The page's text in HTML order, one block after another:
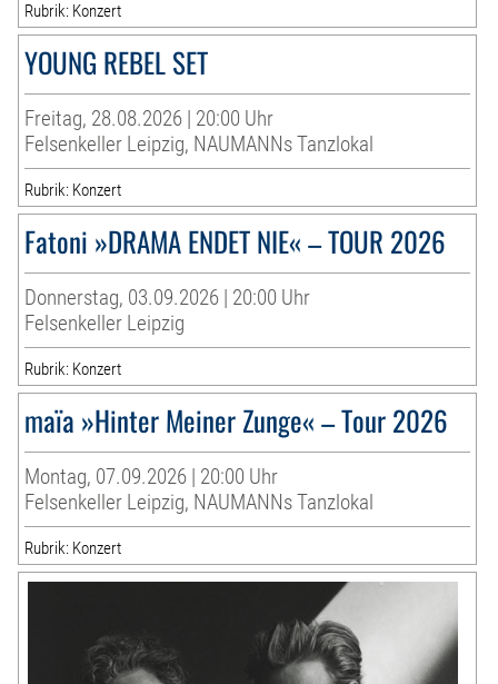
Rubrik: Konzert
YOUNG REBEL SET
Freitag, 28.08.2026 | 20:00 Uhr
Felsenkeller Leipzig, NAUMANNs Tanzlokal
Rubrik: Konzert
Fatoni »DRAMA ENDET NIE« – TOUR 2026
Donnerstag, 03.09.2026 | 20:00 Uhr
Felsenkeller Leipzig
Rubrik: Konzert
maïa »Hinter Meiner Zunge« – Tour 2026
Montag, 07.09.2026 | 20:00 Uhr
Felsenkeller Leipzig, NAUMANNs Tanzlokal
Rubrik: Konzert